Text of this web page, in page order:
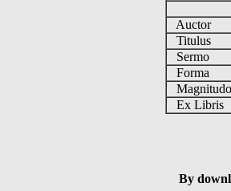
Auctor
Titulus
Sermo
Forma
Magnitudo
Ex Libris
By